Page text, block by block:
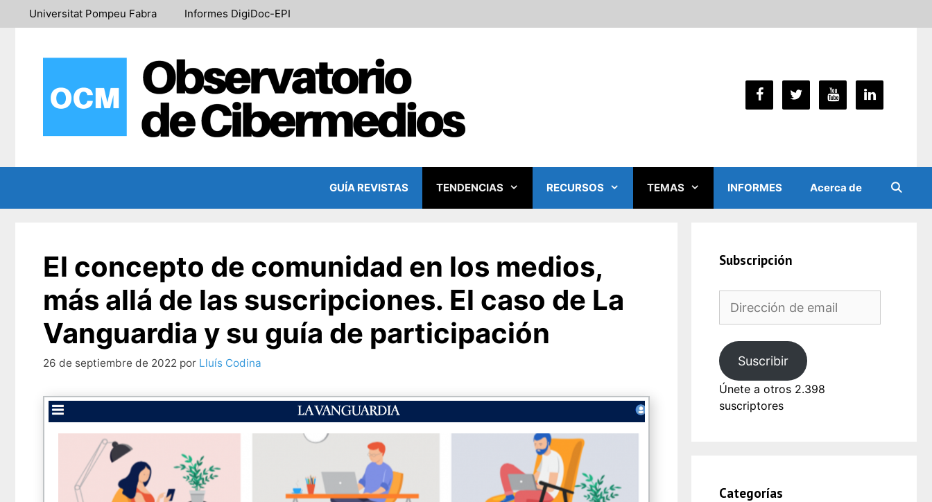
Saltar
al
Universitat Pompeu Fabra Informes DigiDoc-EPI
GUÍA REVISTAS TENDENCIAS RECURSOS TEMAS INFORMES Acerca de
El concepto de comunidad en los medios,
más allá de las suscripciones. El caso de La
Vanguardia y su guía de participación
26 de septiembre de 2022 por Lluís Codina
Subscripción
de
Suscribir
Únete a otros 2.398
suscriptores
Categorías